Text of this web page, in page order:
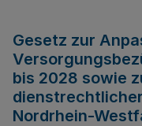
Gesetz zur
bis 2028 sowie
Nordrhein-